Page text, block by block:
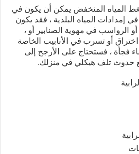
المياه المنخفض يمكن أن يكون في
إمدادات المياه البلدية ، فقد يكون
الرواسب في مهوية الصنابير أو ،
أو تسرب في الأنابيب الخاصة
فجأة ، فستحتاج على الأرجح إلى
حدوث تلف هيكلي في منزلك.